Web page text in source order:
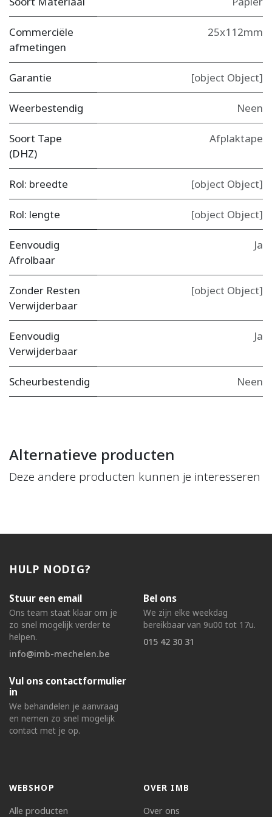
Commerciële
afmetingen
25x112mm
Garantie [object Object]
Weerbestendig Neen
Soort Tape
(DHZ)
Afplaktape
Rol: breedte [object Object]
Rol: lengte [object Object]
Eenvoudig
Afrolbaar
Ja
Zonder Resten
Verwijderbaar
[object Object]
Eenvoudig
Verwijderbaar
Ja
Scheurbestendig Neen
Alternatieve producten
Deze andere producten kunnen je interesseren
HULP NODIG?
Stuur een email
Ons team staat klaar om je
zo snel mogelijk verder te
helpen.
info@imb-mechelen.be
Bel ons
We zijn elke weekdag
bereikbaar van 9u00 tot 17u.
015 42 30 31
Vul ons contactformulier
in
We behandelen je aanvraag
en nemen zo snel mogelijk
contact met je op.
WEBSHOP
Alle producten
OVER IMB
Over ons